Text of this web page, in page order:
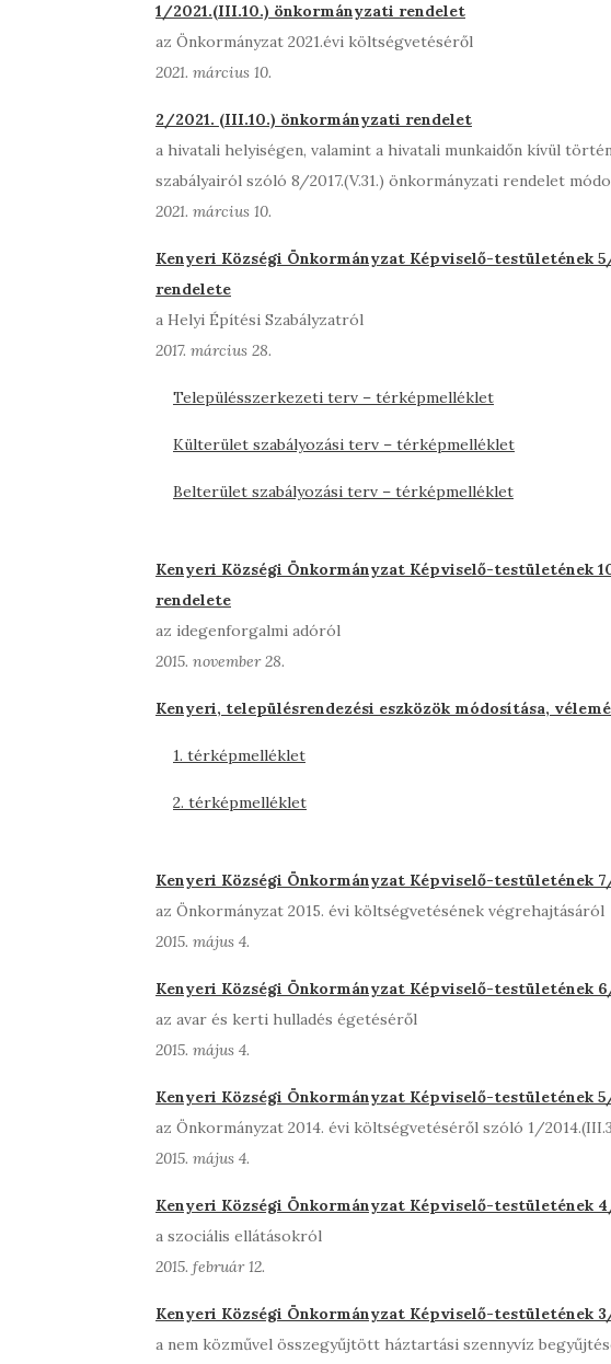
1/2021.(III.10.) önkormányzati rendelet
az Önkormányzat 2021.évi költségvetéséről
2021. március 10.
2/2021. (III.10.) önkormányzati rendelet
a hivatali helyiségen, valamint a hivatali munkaidőn kívül
szabályairól szóló 8/2017.(V.31.) önkormányzati rendelet
2021. március 10.
Kenyeri Községi Önkormányzat Képviselő-testületének
rendelete
a Helyi Építési Szabályzatról
2017. március 28.
Településszerkezeti terv – térképmelléklet
Külterület szabályozási terv – térképmelléklet
Belterület szabályozási terv – térképmelléklet
Kenyeri Községi Önkormányzat Képviselő-testületének
rendelete
az idegenforgalmi adóról
2015. november 28.
Kenyeri, településrendezési eszközök módosítása,
1. térképmelléklet
2. térképmelléklet
Kenyeri Községi Önkormányzat Képviselő-testületének
az Önkormányzat 2015. évi költségvetésének végrehajtásáról
2015. május 4.
Kenyeri Községi Önkormányzat Képviselő-testületének
az avar és kerti hulladés égetéséről
2015. május 4.
Kenyeri Községi Önkormányzat Képviselő-testületének
az Önkormányzat 2014. évi költségvetéséről szóló 1/
2015. május 4.
Kenyeri Községi Önkormányzat Képviselő-testületének
a szociális ellátásokról
2015. február 12.
Kenyeri Községi Önkormányzat Képviselő-testületének
a nem közművel összegyűjtött háztartási szennyvíz